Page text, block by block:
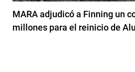
MARA adjudicó a Finning un
millones para el reinicio de